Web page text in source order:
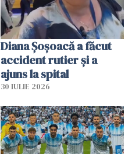
Diana Șoșoacă a făcut
accident rutier și a
ajuns la spital
30 IULIE 2026